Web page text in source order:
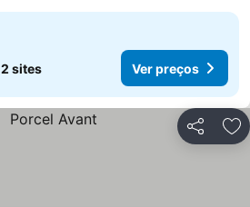
2 sites Ver preços
Partilhar